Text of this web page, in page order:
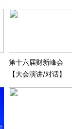
人口萎缩和老龄化的
背景下刺激经济？
第十六届财新峰会
【大会演讲/对话】